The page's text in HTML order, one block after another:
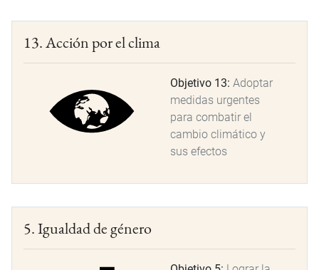
13. Acción por el clima
Objetivo 13: Adoptar
medidas urgentes
para combatir el
cambio climático y
sus efectos
5. Igualdad de género